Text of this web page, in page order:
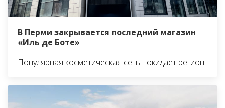
В Перми закрывается последний магазин
«Иль де Боте»
Популярная косметическая сеть покидает регион